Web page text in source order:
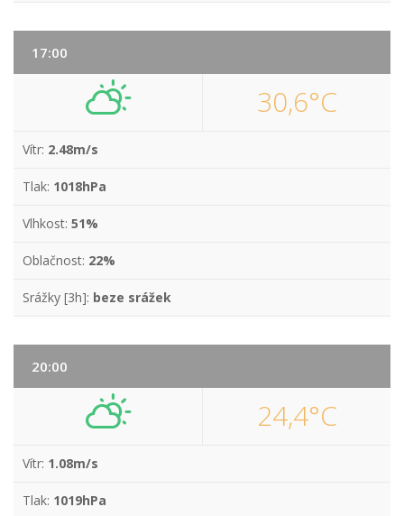
17:00
30,6°C
Vítr: 2.48m/s
Tlak: 1018hPa
Vlhkost: 51%
Oblačnost: 22%
Srážky [3h]: beze srážek
20:00
24,4°C
Vítr: 1.08m/s
Tlak: 1019hPa